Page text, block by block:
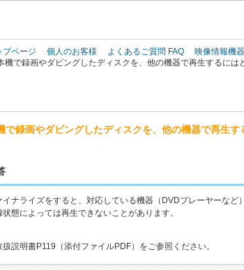
プページ 個人のお客様 よくあるご質問 FAQ 映像情報機器
機で録画やダビングしたディスクを、他の機器で再生するには
で録画やダビングしたディスクを、他の機器で再生す
イナライズをすると、対応している機器（DVDプレーヤーなど
状態によっては再生できないことがあります。
扱説明書P119（添付ファイルPDF）をご参照ください。